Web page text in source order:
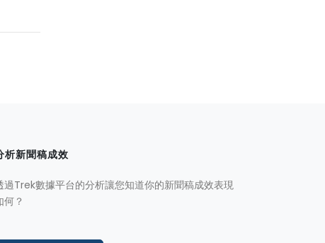
析新聞稿成效
過Trek數據平台的分析讓您知道你的新聞稿成效表現
何？